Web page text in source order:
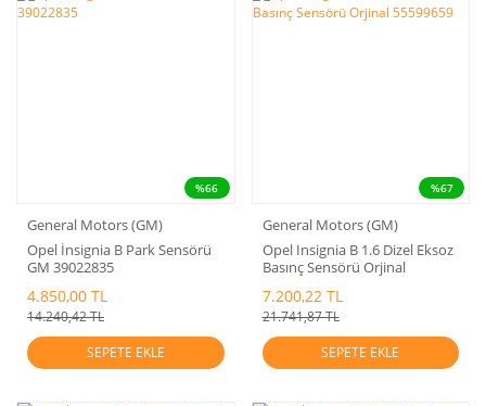
%66
General Motors (GM)
Opel İnsignia B Park Sensörü
GM 39022835
4.850,00 TL
14.240,42 TL
SEPETE EKLE
%67
General Motors (GM)
Opel Insignia B 1.6 Dizel Eksoz
Basınç Sensörü Orjinal
7.200,22 TL
21.741,87 TL
SEPETE EKLE